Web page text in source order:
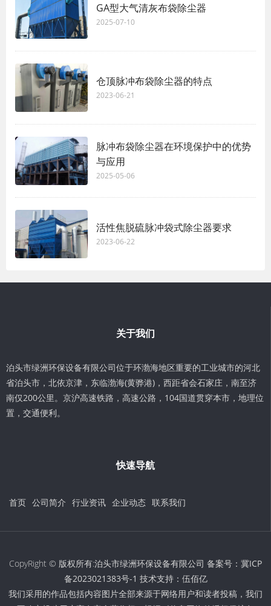
GA型大气清灰布袋除尘器
2025-07-10
仓顶脉冲布袋除尘器的特点
2023-06-21
脉冲布袋除尘器在环境保护中的优势
与应用
2025-05-06
活性焦脱硫脉冲袋式除尘器要求
2023-06-22
关于我们
泊头市绿洲环保设备有限公司位于环渤海地区重要的工业城市的河北
省泊头市，北依京津，东临渤海(黄骅港)，西距省会石家庄，南至济
南仅200公里。京沪高速铁路，高速公路，104国道贯穿本市，地理位
置，交通便利。
快速导航
首页 公司简介 行业资讯 企业动态 联系我们
CopyRight © 版权所有:泊头市绿洲环保设备有限公司 备案号： 冀ICP
备2023021383号-1 技术支持： 伍佰亿
我们采用的作品包括内容图片全部来源于网络用户和读者投稿，我们